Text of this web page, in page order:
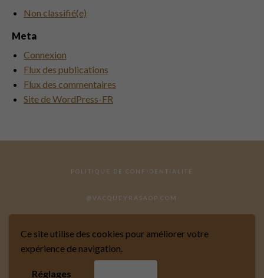
Ce site utilise des cookies pour améliorer votre
expérience de navigation.
Réglages
Non classifié(e)
Meta
Connexion
Flux des publications
Flux des commentaires
Site de WordPress-FR
POLITIQUE DE CONFIDENTIALITÉ
@VACQUEYRASAOP.COM
SITE RÉALISÉ PAR MARKIZE